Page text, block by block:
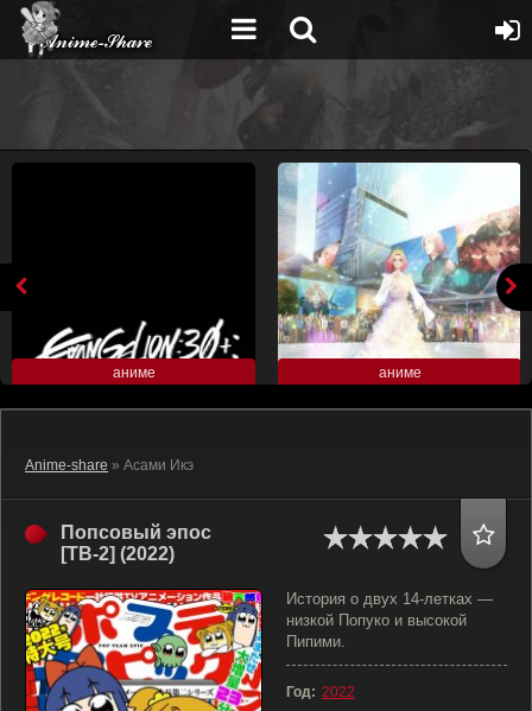
аниме аниме
Anime-share » Асами Икэ
Попсовый эпос
[ТВ-2] (2022)
История о двух 14-летках —
низкой Попуко и высокой
Пипими.
Год: 2022